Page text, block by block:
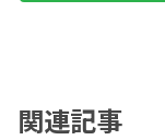
関連記事